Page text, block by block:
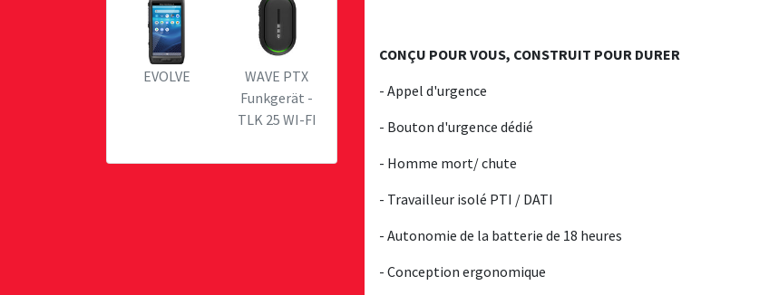
CONÇU POUR VOUS, CONSTRUIT POUR DURER
- Appel d'urgence
- Bouton d'urgence dédié
- Homme mort/ chute
- Travailleur isolé PTI / DATI
- Autonomie de la batterie de 18 heures
- Conception ergonomique
EVOLVE
WAVE PTX
Funkgerät -
TLK 25 WI-FI